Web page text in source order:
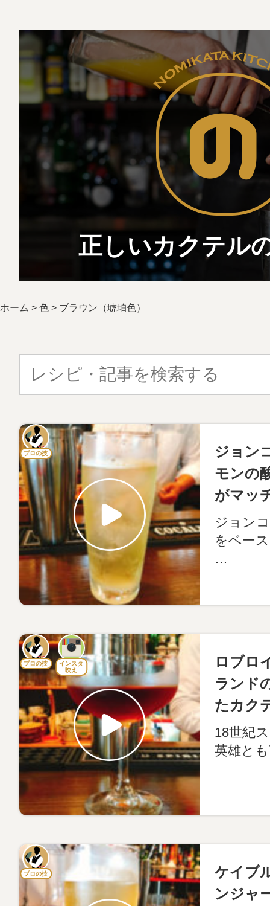
正しいカクテル
ホーム > 色 > ブラウン（琥珀色）
プロの技
ジョン
モンの
がマッ
ジョン
をベー
…
プロの技
インスタ
映え
ロブロ
ランド
たカク
18世紀
英雄と
プロの技
ケイブ
ンジャ